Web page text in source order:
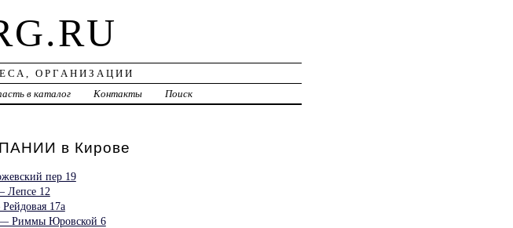
ОРГАНИЗАЦИИ
в каталог Контакты Поиск
в Кирове
пер 19
Лепсе 12
17а
— Риммы Юровской 6